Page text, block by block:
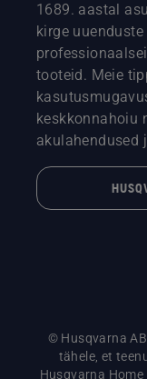
1689. aastal
kirge
tooteid. Meie
keskkonnahoiu
akulahendused
© Husqvarna
tähele, et
Husqvarna Home